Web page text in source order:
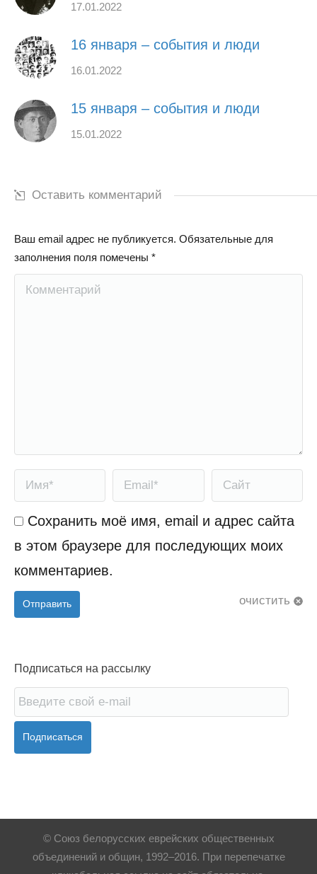
17.01.2022
16 января – события и люди
16.01.2022
15 января – события и люди
15.01.2022
Оставить комментарий
Ваш email адрес не публикуется. Обязательные для
заполнения поля помечены *
Комментарий
Имя * Email * Сайт
Сохранить моё имя, email и адрес сайта
в этом браузере для последующих моих
комментариев.
очистить
Отправить
Подписаться на рассылку
Подписаться
© Союз белорусских еврейских общественных
объединений и общин, 1992–2016. При перепечатке